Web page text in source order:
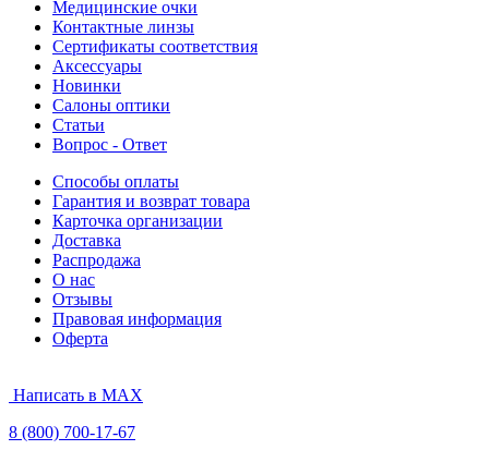
Медицинские очки
Контактные линзы
Сертификаты соответствия
Аксессуары
Новинки
Салоны оптики
Статьи
Вопрос - Ответ
Способы оплаты
Гарантия и возврат товара
Карточка организации
Доставка
Распродажа
О нас
Отзывы
Правовая информация
Оферта
Написать в MAX
8 (800) 700-17-67